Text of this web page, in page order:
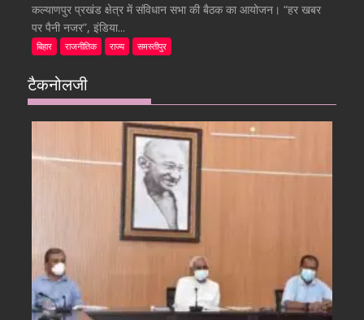
कल्याणपुर प्रखंड क्षेत्र में संविधान सभा की बैठक का आयोजन। “हर खबर
पर पैनी नजर”, इंडिया...
बिहार राजनीतिक राज्य समस्तीपुर
टैकनोलजी